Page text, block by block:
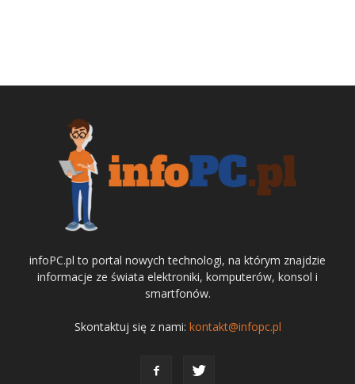
infoPC.pl to portal nowych technologi, na którym znajdzie
informacje ze świata elektroniki, komputerów, konsol i
smartfonów.
Skontaktuj się z nami: kontakt@infopc.pl